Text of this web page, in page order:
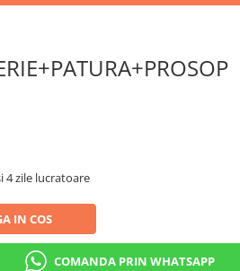
4 zile lucratoare
IN COS
COMANDA PRIN WHATSAPP